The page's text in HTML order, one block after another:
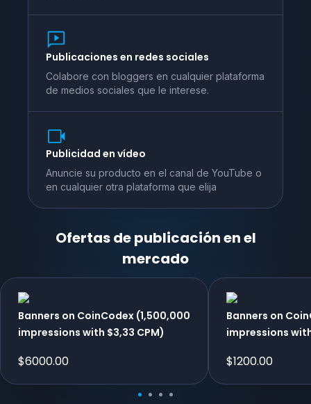
Publicaciones en redes sociales
Colabore con bloggers en cualquier plataforma
de medios sociales que le interese.
Publicidad en vídeo
Anuncie su producto en el canal de YouTube o
en cualquier otra plataforma que elija
Ofertas de publicación en el
mercado
Banners on CoinCodex (1,500,000
impressions with $3,33 CPM)
$6000.00
Banners on
impressions
$1200.00